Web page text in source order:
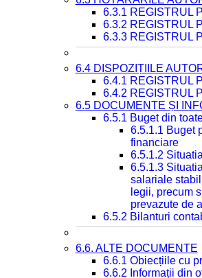
6.3.1 REGISTRUL
6.3.2 REGISTRUL
6.3.3 REGISTRUL
6.4 DISPOZIȚIILE
6.4.1 REGISTRUL
6.4.2 REGISTRUL
6.5 DOCUMENTE ȘI
6.5.1 Buget din
6.5.1.1 Buget
financiare
6.5.1.2
6.5.1.3
salariale
legii, precum
prevazute de
6.5.2 Bilanturi
6.6. ALTE DOCUMENTE
6.6.1 Obiecțiile cu
6.6.2 Informații din